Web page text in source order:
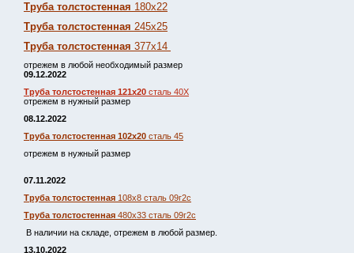
Труба толстостенная 180х22
Труба толстостенная 245х25
Труба толстостенная 377х14
отрежем в любой необходимый размер
09.12.2022
Труба толстостенная 121х20 сталь 40Х
отрежем в нужный размер
08.12.2022
Труба толстостенная 102х20 сталь 45
отрежем в нужный размер
07.11.2022
Труба толстостенная 108х8 сталь 09г2с
Труба толстостенная 480х33 сталь 09г2с
В наличии на складе, отрежем в любой размер.
13.10.2022